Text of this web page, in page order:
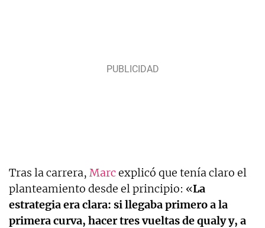
Tras la carrera, Marcexplicó que tenía claro el
planteamiento desde el principio: «La
estrategia era clara: si llegaba primero a la
primera curva, hacer tres vueltas de qualy y, a